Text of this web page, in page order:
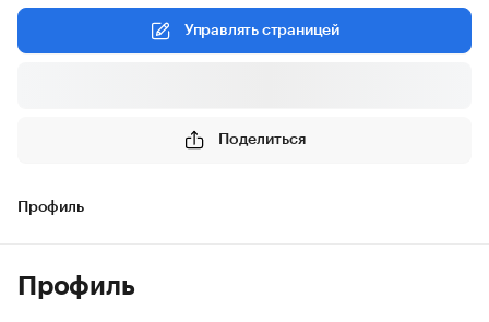
Управлять страницей
Поделиться
Профиль
Профиль